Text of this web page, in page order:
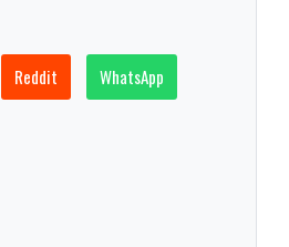
Reddit WhatsApp